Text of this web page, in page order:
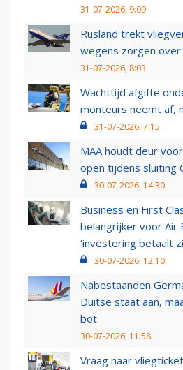
31-07-2026, 9:09
Rusland trekt
wegens zorgen over
31-07-2026, 8:03
Wachttijd afgifte
monteurs neemt af,
31-07-2026, 7:15
MAA houdt deur
open tijdens sluiting
30-07-2026, 14:30
Business en First
belangrijker voor Air
‘investering betaalt
30-07-2026, 12:10
Nabestaanden
Duitse staat aan,
bot
30-07-2026, 11:58
Vraag naar